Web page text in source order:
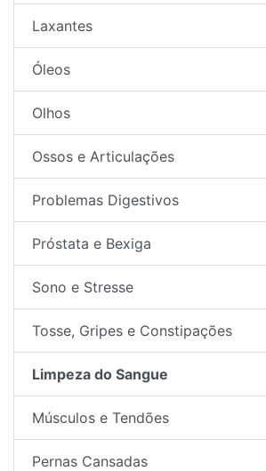
Laxantes
Óleos
Olhos
Ossos e Articulações
Problemas Digestivos
Próstata e Bexiga
Sono e Stresse
Tosse, Gripes e Constipações
Limpeza do Sangue
Músculos e Tendões
Pernas Cansadas